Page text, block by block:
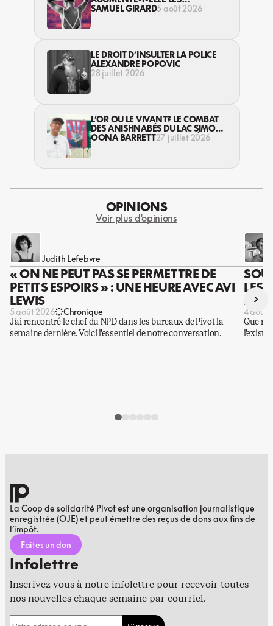
VIOLENCES CONTRE LES
SAMUEL GIRARD5 août 2026
LE DROIT D’INSULTER LA POLICE
ALEXANDRE POPOVIC
28 juillet 2026
L’OR OU LE VIVANT? LE COMBAT
DES ANISHNABÉS DU LAC SIMON
CONTRE L’INDUSTRIE MINIÈRE EN
OONA BARRETT27 juillet 2026
OPINIONS
Voir plus d'opinions
Judith Lefebvre
« ON NE PEUT PAS SE PERMETTRE DE
PETITS ESPOIRS » : UNE HEURE AVEC AVI
LEWIS
5 août 2026 Chronique
J’ai rencontré le chef du NPD dans les bureaux de Pivot la
semaine dernière. Voici l’essentiel de notre conversation.
LES
DES
4 août
Que
›
La Coop de solidarité Pivot est une organisation journalistique
enregistrée (OJE) et peut émettre des reçus de dons aux fins de
l’impôt.
Faites un don
Infolettre
Inscrivez-vous à notre infolettre pour recevoir toutes
nos nouvelles chaque semaine par courriel.